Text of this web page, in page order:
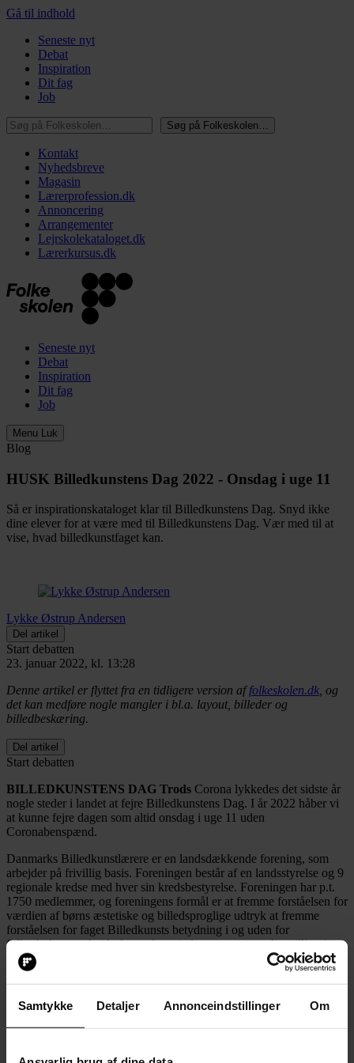
Samtykke Detaljer Annonceindstillinger Om
Gå til indhold
Seneste nyt
Debat
Inspiration
Dit fag
Job
Søg på Folkeskolen…
Søg på Folkeskolen…
Kontakt
Nyhedsbreve
Magasin
Lærerprofession.dk
Annoncering
Arrangementer
Lejrskolekataloget.dk
Lærerkursus.dk
Seneste nyt
Debat
Inspiration
Dit fag
Job
Menu Luk
Blog
HUSK Billedkunstens Dag 2022 - Onsdag i uge 11
Så er inspirationskataloget klar til Billedkunstens Dag. Snyd ikke
dine elever for at være med til Billedkunstens Dag. Vær med til at
vise, hvad billedkunstfaget kan.
Lykke Østrup Andersen
Del artikel
Start debatten
23. januar 2022, kl. 13:28
Denne artikel er flyttet fra en tidligere version affolkeskolen.dk, og
det kan medføre nogle mangler i bl.a. layout, billeder og
billedbeskæring.
Del artikel
Start debatten
BILLEDKUNSTENS DAG Trods Corona lykkedes det sidste år
nogle steder i landet at fejre Billedkunstens Dag. I år 2022 håber vi
at kunne fejre dagen som altid onsdag i uge 11 uden
Coronabenspænd.
Danmarks Billedkunstlærere er en landsdækkende forening, som
arbejder på frivillig basis. Foreningen består af en landsstyrelse og 9
regionale kredse med hver sin kredsbestyrelse. Foreningen har p.t.
1750 medlemmer, og foreningens formål er at fremme forståelsen for
værdien af børns æstetiske og billedsproglige udtryk at fremme
forståelsen for faget Billedkunsts betydning i og uden for
folkeskolen at arbejde for, at faget indtager en væsentlig stilling i
uddannelsessystemet at arbejde for, at faget udvikles at formidle
fagets indhold til foreningens medlemmer og bredere kredse
Det nye inspirationskatalog er nu sendt ud til skoler, billedskoler,
børn og unge.